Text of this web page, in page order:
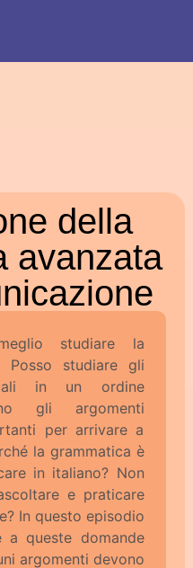
della
avanzata
studiare la
Posso studiare gli
in un ordine
gli argomenti
per arrivare a
la grammatica è
in italiano? Non
e praticare
In questo episodio
a queste domande
argomenti devono